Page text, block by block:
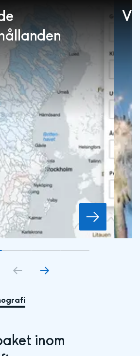
bildkort1
Gå till bildkort2
Gå till bildkort3
Gå till bildkort
inom